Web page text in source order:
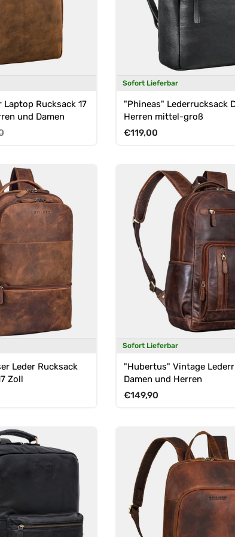
Laptop Rucksack 17
und Damen
Preis
Sofort Lieferbar
"Phineas" Lederrucksack
Herren mittel-groß
Normaler Preis
€119,00
Leder Rucksack
Zoll
Sofort Lieferbar
"Hubertus" Vintage
Damen und Herren
Normaler Preis
€149,90